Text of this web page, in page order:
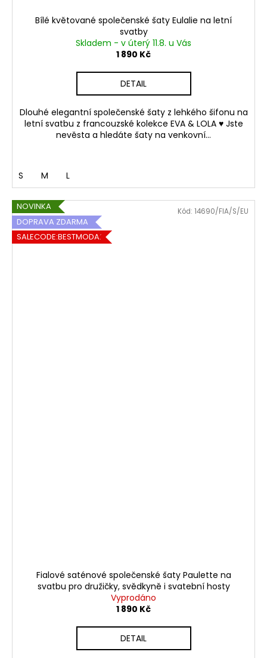
Bílé květované společenské šaty Eulalie na letní
svatby
Skladem - v úterý 11.8. u Vás
1 890 Kč
DETAIL
Dlouhé elegantní společenské šaty z lehkého šifonu na
letní svatbu z francouzské kolekce EVA & LOLA ♥ Jste
nevěsta a hledáte šaty na venkovní...
S M L
NOVINKA
DOPRAVA ZDARMA
SALECODE:BESTMODA20:20:%
Fialové saténové společenské šaty Paulette na
svatbu pro družičky, svědkyně i svatební hosty
Vyprodáno
1 890 Kč
DETAIL
Kód: 14690/FIA/S/EU